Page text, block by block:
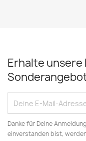
Erhalte
Danke für Deine
einverstanden bist,